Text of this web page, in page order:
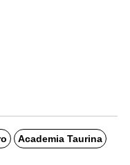
Academia Taurina